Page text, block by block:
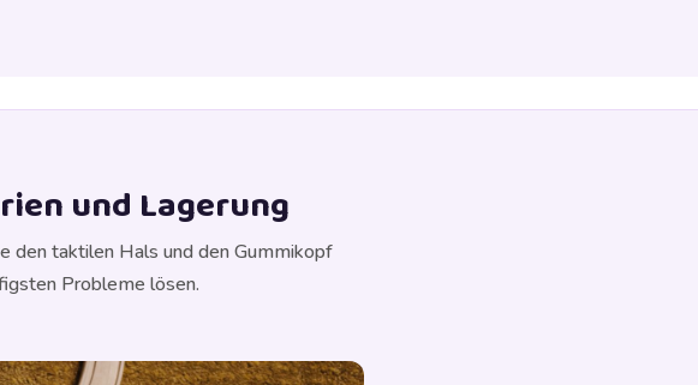
und Lagerung
den taktilen Hals und den Gummikopf
Probleme lösen.